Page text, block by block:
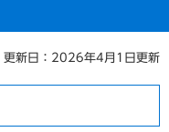
更新日：2026年4月1日更新